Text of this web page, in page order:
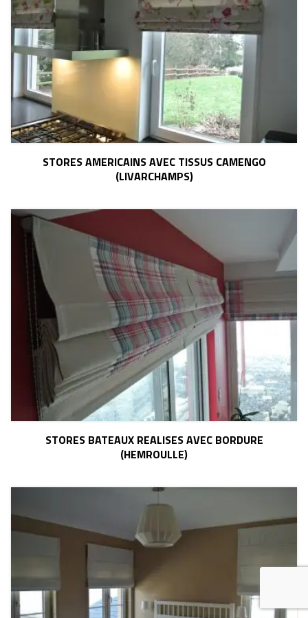
STORES AMERICAINS AVEC TISSUS CAMENGO
(LIVARCHAMPS)
STORES BATEAUX REALISES AVEC BORDURE
(HEMROULLE)